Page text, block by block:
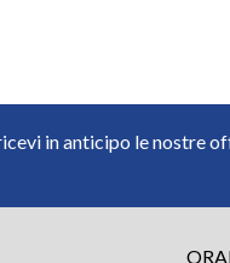
in anticipo le nostre